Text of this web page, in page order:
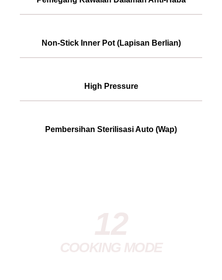
Non-Stick Inner Pot (Lapisan Berlian)
High Pressure
Pembersihan Sterilisasi Auto (Wap)